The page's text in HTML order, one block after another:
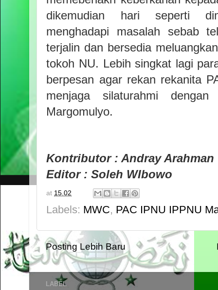
dikemudian hari seperti
menghadapi masalah sebab
terjalin dan bersedia
tokoh NU. Lebih singkat lagi
berpesan agar rekan rekanita
menjaga silaturahmi
Margomulyo.
Kontributor : Andray Arahman
Editor : Soleh WIbowo
at 15.02
Labels: MWC, PAC IPNU IPPNU
Posting Lebih Baru
LABEL